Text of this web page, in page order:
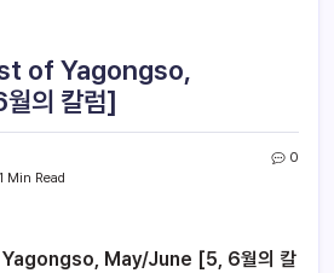
of Yagongso,
의 칼럼]
1 Min Read
0
May/June [5, 6월의 칼